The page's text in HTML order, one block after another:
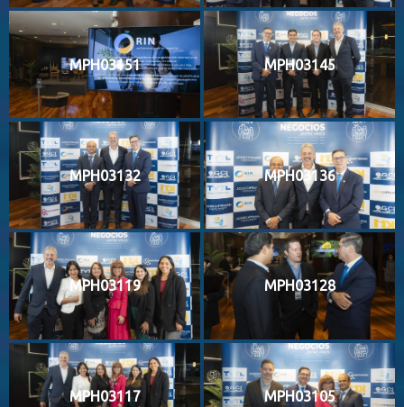
MPH03151 MPH03145
MPH03132 MPH03136
MPH03119 MPH03128
MPH03117 MPH03105